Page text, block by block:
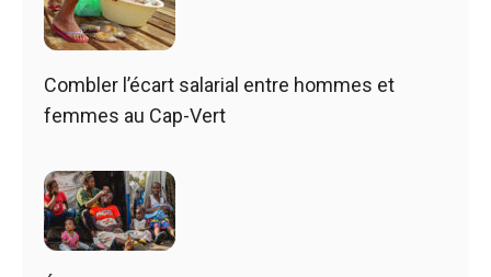
Combler l’écart salarial entre hommes et
femmes au Cap-Vert